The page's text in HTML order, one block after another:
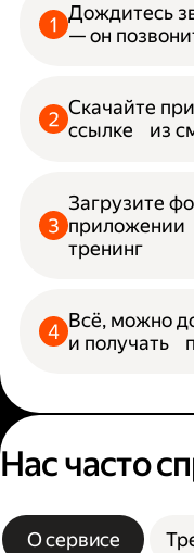
Дождитесь
— он
Скачайте
ссылке из
Загрузите
приложении
тренинг
Всё, можно
и получать
Нас часто
О сервисе